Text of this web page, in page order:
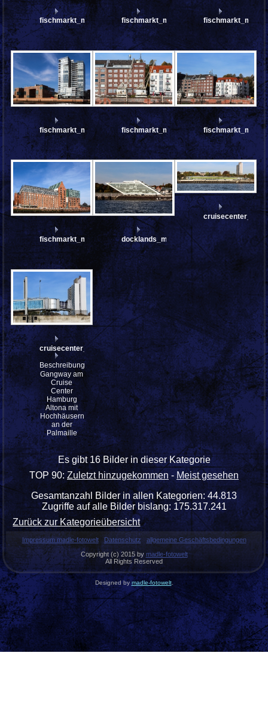
fischmarkt_mfw13__032991fischmarkt_mfw13__032983
fischmarkt_mfw13__032981fischmarkt_mfw13__032980
fischmarkt_mfw13__032974docklands_mfw13__033096
cruisecenter_mfw13__032997_
Beschreibung:
Gangway am
Cruise
Center
Hamburg
Altona mit
Hochhäusern
an der
Palmaille
Es gibt 16 Bilder in dieser Kategorie
TOP 90:Zuletzt hinzugekommen-Meist gesehen
Gesamtanzahl Bilder in allen Kategorien: 44.813
Zugriffe auf alle Bilder bislang: 175.317.241
Zurück zur Kategorieübersicht
Impressum madle-fotowelt Datenschutz
allgemeine Geschäftsbedingungen
Copyright (c) 2015 by madle-fotowelt
All Rights Reserved
Designed by madle-fotowelt.